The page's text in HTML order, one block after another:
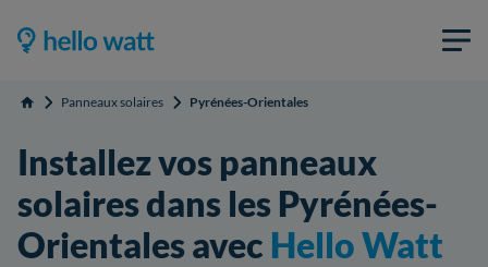
Accueil Panneaux solaires Pyrénées-Orientales
Installez vos panneaux
solaires dans les Pyrénées-
Orientales avec Hello Watt